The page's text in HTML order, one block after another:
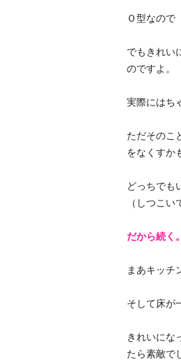
Ｏ型なので
でもきれい
のですよ。
実際にはち
ただそのこ
をなくすか
どっちでも
（しつこ
だから続く。
まあキッチ
そして床が
きれいにな
たら素敵で